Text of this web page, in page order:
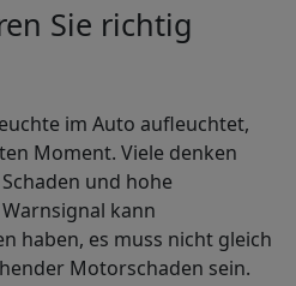
Sie richtig
im Auto aufleuchtet,
Moment. Viele denken
und hohe
kann
haben, es muss nicht gleich
Motorschaden sein.